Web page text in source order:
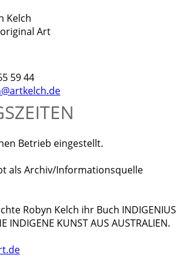
Kelch
Art
59 44
Betrieb eingestellt.
als Archiv/Informationsquelle
Robyn Kelch ihr Buch INDIGENIUS
INDIGENE KUNST AUS AUSTRALIEN.